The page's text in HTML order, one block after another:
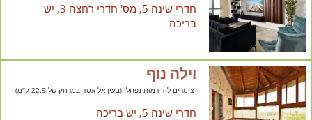
חדרי שינה 5, מס' חדרי רחצה 3, יש
בריכה
וילה נוף
צימרים ליד רמות נפתלי (בעין אל אסד במרחק של 22.9 ק"מ)
חדרי שינה 5, יש בריכה